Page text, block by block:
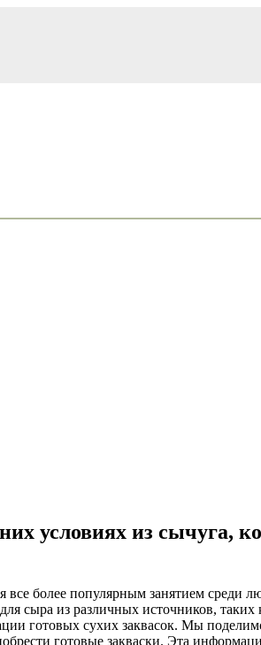
условиях из сычуга,
более популярным занятием среди
сыра из различных источников,
готовых сухих заквасок. Мы
готовые закваски. Эта